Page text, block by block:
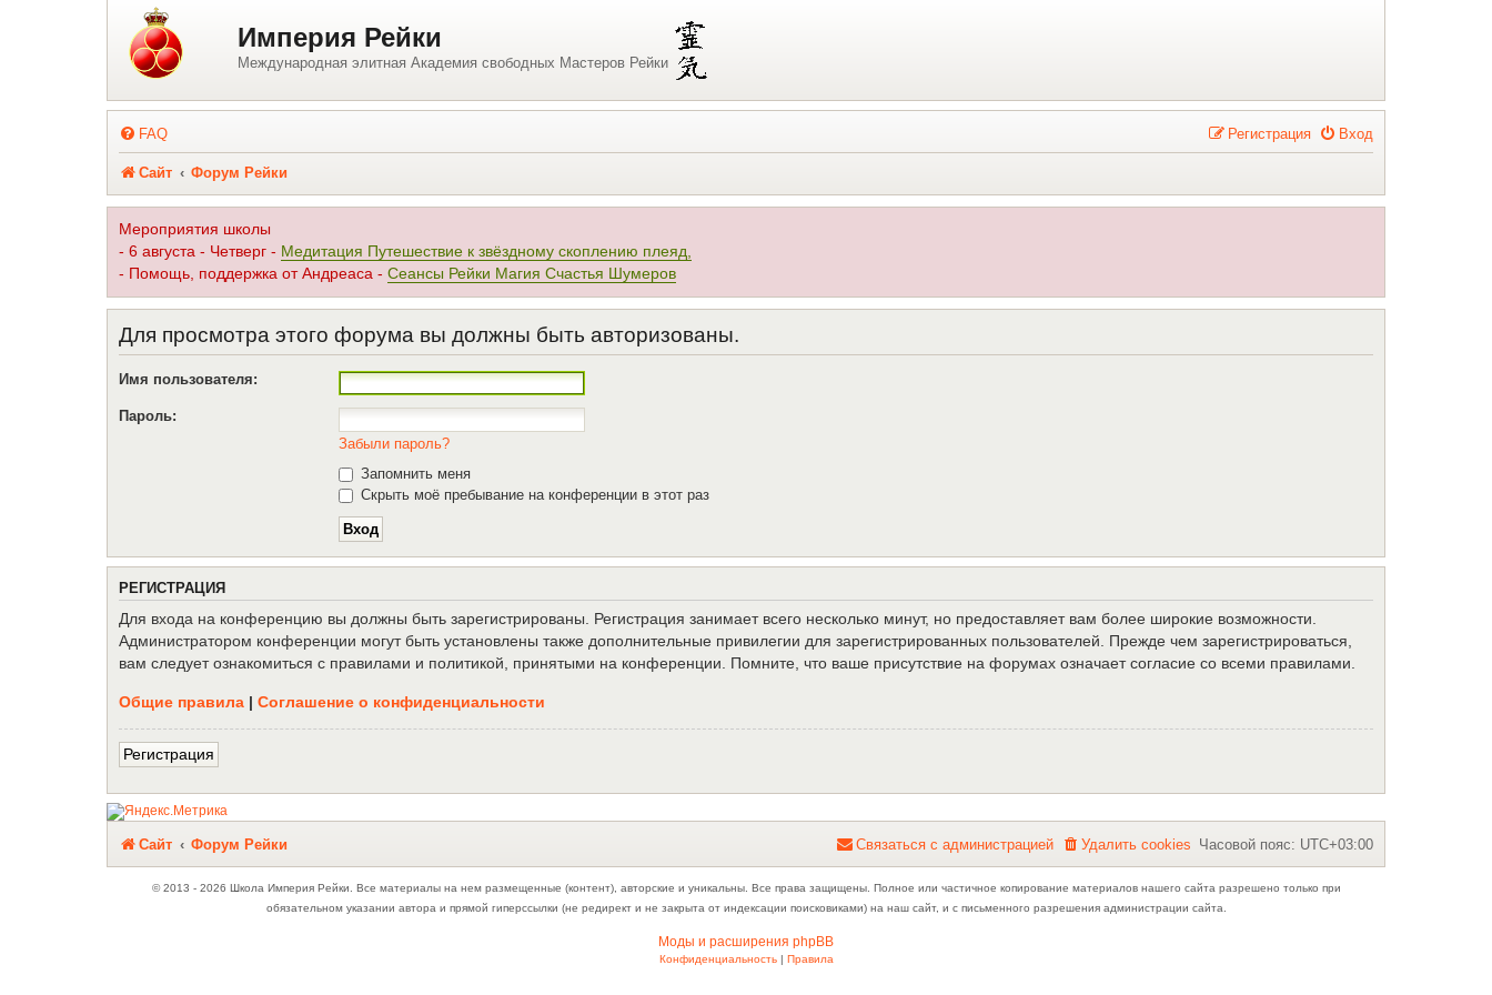
Регистрация Империя Рейки
Международная элитная Академия свободных Мастеров Рейки
FAQ Вход
Регистрация
Сайт Форум Рейки
Мероприятия школы
- 6 августа - Четверг - Медитация Путешествие к звёздному скоплению плеяд,
- Помощь, поддержка от Андреаса - Сеансы Рейки Магия Счастья Шумеров
Для просмотра этого форума вы должны быть авторизованы.
Имя пользователя:
Пароль:
Забыли пароль?
Запомнить меня
Скрыть моё пребывание на конференции в этот раз
РЕГИСТРАЦИЯ
Для входа на конференцию вы должны быть зарегистрированы. Регистрация занимает всего несколько минут, но предоставляет вам более широкие возможности.
Администратором конференции могут быть установлены также дополнительные привилегии для зарегистрированных пользователей. Прежде чем зарегистрироваться,
вам следует ознакомиться с правилами и политикой, принятыми на конференции. Помните, что ваше присутствие на форумах означает согласие со всеми правилами.
Общие правила | Соглашение о конфиденциальности
Регистрация
Сайт Форум Рейки Часовой пояс: UTC+03:00
Удалить cookies
Связаться с
Связаться с администрацией
© 2013 - 2026 Школа Империя Рейки. Все материалы на нем размещенные (контент), авторские и уникальны. Все права защищены. Полное или частичное копирование материалов нашего сайта разрешено только при
обязательном указании автора и прямой гиперссылки (не редирект и не закрыта от индексации поисковиками) на наш сайт, и с письменного разрешения администрации сайта.
Моды и расширения phpBB
Конфиденциальность| Правила